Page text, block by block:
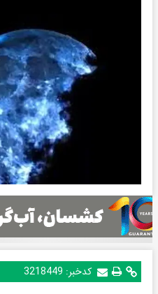
کدخبر: 3218449